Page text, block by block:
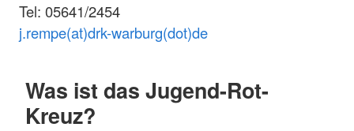
Tel: 05641/2454
j.rempe(at)drk-warburg(dot)de
Was ist das Jugend-Rot-
Kreuz?